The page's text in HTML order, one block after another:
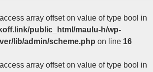
array offset on value of type bool in
public_html/maulu-h/wp-
lib/admin/scheme.php on line 16
array offset on value of type bool in